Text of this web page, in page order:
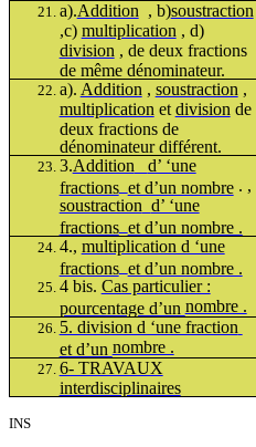
a).Addition , b)soustraction
,c) multiplication , d)
division , de deux fractions
de même dénominateur.
a). Addition , soustraction ,
multiplication et division de
deux fractions de
dénominateur différent.
3.Addition d’ ‘une
fractions et d’un nombre. ,
soustraction d’ ‘une
fractions et d’un nombre .
4., multiplication d ‘une
fractions et d’un nombre .
4 bis. Cas particulier :
pourcentage d’un nombre .
5. division d ‘une fraction
et d’un nombre .
6- TRAVAUX
interdisciplinaires
INS